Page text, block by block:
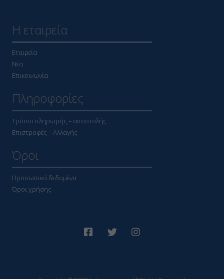
Η εταιρεία
Εταιρεία
Νέα
Επικοινωνία
Πληροφορίες
Τρόποι πληρωμής – αποστολής
Επιστροφές – Αλλαγής
Όροι
Προσωπικά δεδομένα
Όροι χρήσης